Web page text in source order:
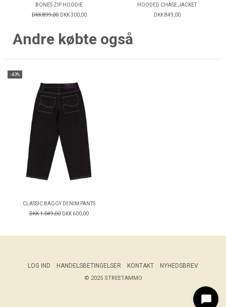
BONES ZIP HOODIE
DKK 899,00 DKK 300,00
HOODED CHASE JACKET
DKK 849,00
Andre købte også
-43%
CLASSIC BAGGY DENIM PANTS
DKK 1.049,00 DKK 600,00
LOG IND HANDELSBETINGELSER KONTAKT NYHEDSBREV
© 2025 STREETAMMO